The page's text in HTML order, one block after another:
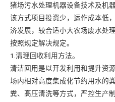
猪场污水处理机器设备技术及机
该方式项目投资少，运作成本低
济发展，较合适小大农场废水处理
按照规定解决规定。
1.清理回收利用方法。
清洁回用是以开发利用和提升资
场内相对高度集成化节约用水的
粪、髙压清洗等方式，严控生产